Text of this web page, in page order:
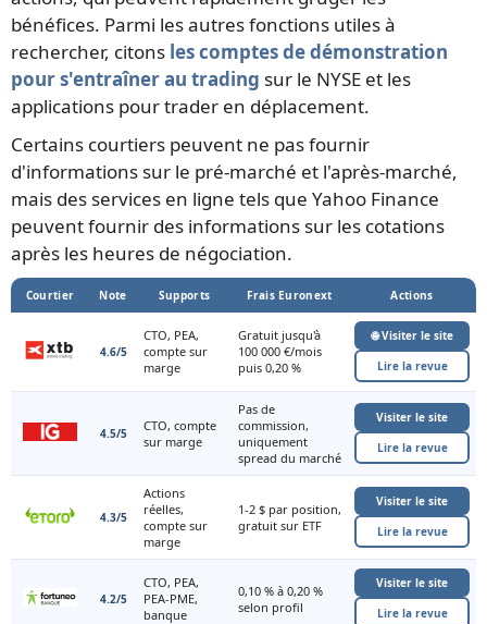
bénéfices. Parmi les autres fonctions utiles à
rechercher, citons les comptes de démonstration
pour s'entraîner au trading sur le NYSE et les
applications pour trader en déplacement.
Certains courtiers peuvent ne pas fournir
d'informations sur le pré-marché et l'après-marché,
mais des services en ligne tels que Yahoo Finance
peuvent fournir des informations sur les cotations
après les heures de négociation.
Courtier Note Supports Frais Euronext Actions
4.6/5
CTO, PEA,
compte sur
marge
Gratuit jusqu'à
100 000 €/mois
puis 0,20 %
🌐 Visiter le site
Lire la revue
4.5/5
CTO, compte
sur marge
Pas de
commission,
uniquement
spread du marché
Visiter le site
Lire la revue
4.3/5
Actions
réelles,
compte sur
marge
1-2 $ par position,
gratuit sur ETF
Visiter le site
Lire la revue
4.2/5
CTO, PEA,
PEA-PME,
banque
0,10 % à 0,20 %
selon profil
Visiter le site
Lire la revue